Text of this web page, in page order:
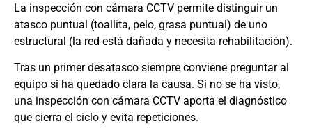
La inspección con cámara CCTV permite distinguir un
atasco puntual (toallita, pelo, grasa puntual) de uno
estructural (la red está dañada y necesita rehabilitación).
Tras un primer desatasco siempre conviene preguntar al
equipo si ha quedado clara la causa. Si no se ha visto,
una inspección con cámara CCTV aporta el diagnóstico
que cierra el ciclo y evita repeticiones.